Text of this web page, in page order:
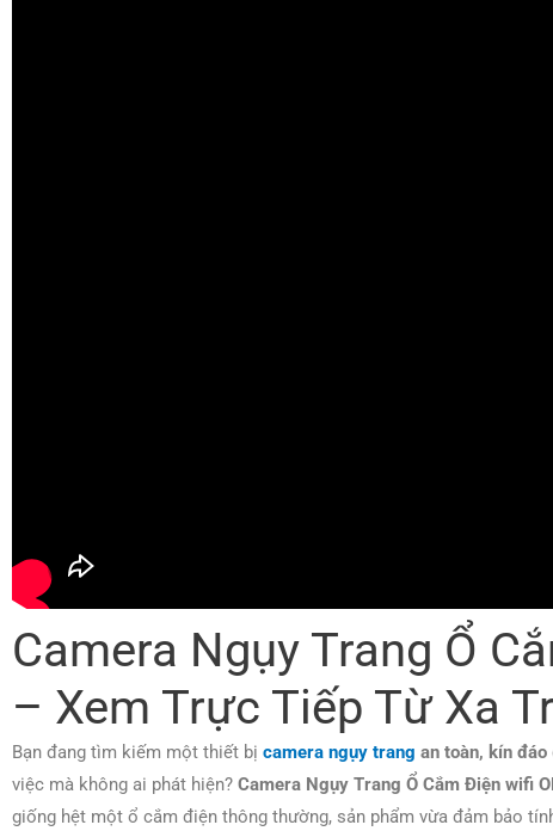
Camera Ngụy Trang Ổ
– Xem Trực Tiếp Từ Xa
Bạn đang tìm kiếm một thiết bị camera ngụy trang an toàn, kín đáo
việc mà không ai phát hiện? Camera Ngụy Trang Ổ Cắm Điện wifi
giống hệt một ổ cắm điện thông thường, sản phẩm vừa đảm bảo